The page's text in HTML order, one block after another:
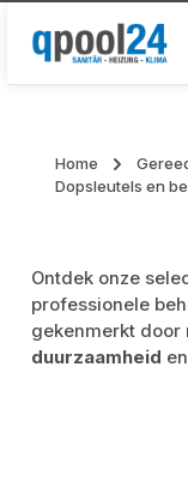
Ga naar de
Home
Dopsleutels en
Ontdek onze
professionele
gekenmerkt door
duurzaamheid